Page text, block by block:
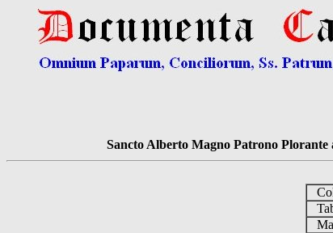
Sancto Alberto Magno Patrono